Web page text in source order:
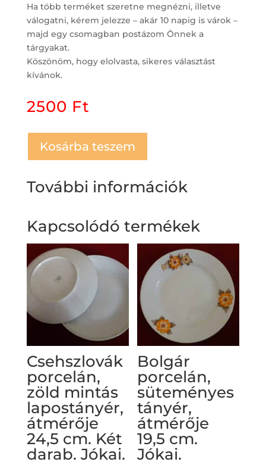
Ha több terméket szeretne megnézni, illetve
válogatni, kérem jelezze – akár 10 napig is várok –
majd egy csomagban postázom Önnek a
tárgyakat.
Köszönöm, hogy elolvasta, sikeres választást
kívánok.
2500 Ft
Kosárba teszem
További információk
Kapcsolódó termékek
Csehszlovák
porcelán,
zöld mintás
lapostányér,
átmérője
24,5 cm. Két
darab. Jókai.
Bolgár
porcelán,
süteményes
tányér,
átmérője
19,5 cm.
Jókai.